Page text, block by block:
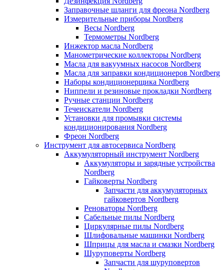
Заправочные шланги для фреона Nordberg
Измерительные приборы Nordberg
Весы Nordberg
Термометры Nordberg
Инжектор масла Nordberg
Манометрические коллекторы Nordberg
Масла для вакуумных насосов Nordberg
Масла для заправки кондиционеров Nordberg
Наборы кондиционерщика Nordberg
Ниппели и резиновые прокладки Nordberg
Ручные станции Nordberg
Течеискатели Nordberg
Установки для промывки системы
кондиционирования Nordberg
Фреон Nordberg
Инструмент для автосервиса Nordberg
Аккумуляторный инструмент Nordberg
Аккумуляторы и зарядные устройства
Nordberg
Гайковерты Nordberg
Запчасти для аккумуляторных
гайковертов Nordberg
Реноваторы Nordberg
Сабельные пилы Nordberg
Циркулярные пилы Nordberg
Шлифовальные машинки Nordberg
Шприцы для масла и смазки Nordberg
Шуруповерты Nordberg
Запчасти для шуруповертов